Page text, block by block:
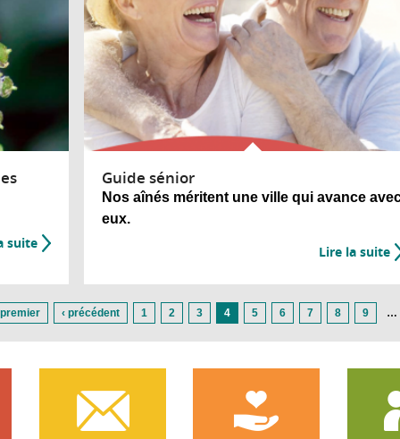
suite
Guide sénior
Nos aînés méritent une ville qui avance
eux.
Lire la suite
‹ précédent 1 2 3 4 5 6 7 8 9 …